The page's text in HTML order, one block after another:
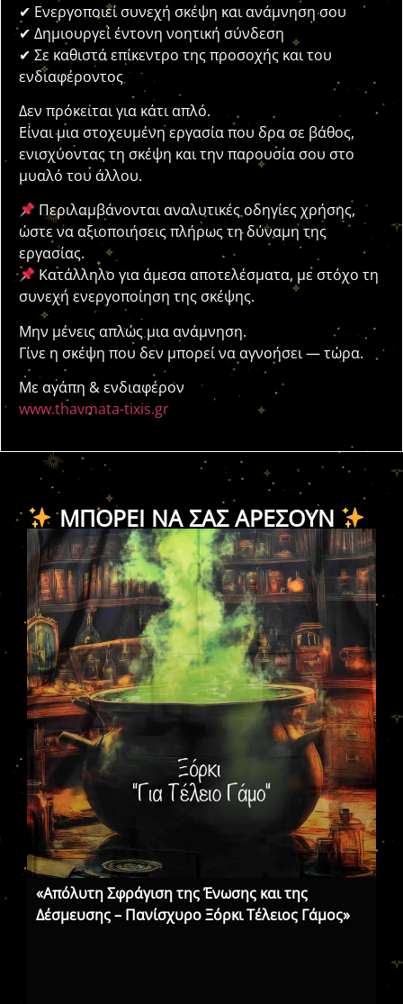
✔ Ενεργοποιεί συνεχή σκέψη και ανάμνηση σου
✔ Δημιουργεί έντονη νοητική σύνδεση
✔ Σε καθιστά επίκεντρο της προσοχής και του
ενδιαφέροντος
Δεν πρόκειται για κάτι απλό.
Είναι μια στοχευμένη εργασία που δρα σε βάθος,
ενισχύοντας τη σκέψη και την παρουσία σου στο
μυαλό του άλλου.
Περιλαμβάνονται αναλυτικές οδηγίες χρήσης,
ώστε να αξιοποιήσεις πλήρως τη δύναμη της
εργασίας.
Κατάλληλο για άμεσα αποτελέσματα, με στόχο τη
συνεχή ενεργοποίηση της σκέψης.
Μην μένεις απλώς μια ανάμνηση.
Γίνε η σκέψη που δεν μπορεί να αγνοήσει — τώρα.
Με αγάπη & ενδιαφέρον
www.thavmata-tixis.gr
ΜΠΟΡΕΊ ΝΑ ΣΑΣ ΑΡΈΣΟΥΝ
«Απόλυτη Σφράγιση της Ένωσης και της
Δέσμευσης – Πανίσχυρο Ξόρκι Τέλειος Γάμος»